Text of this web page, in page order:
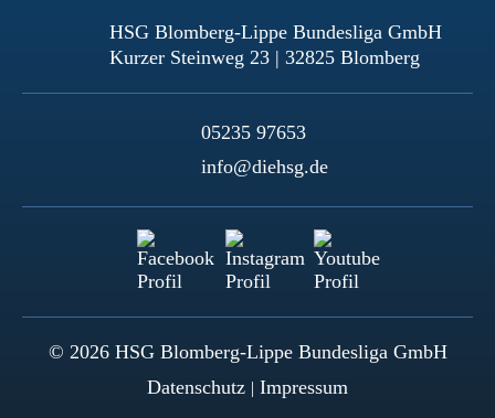
HSG Blomberg-Lippe Bundesliga GmbH
Kurzer Steinweg 23 | 32825 Blomberg
05235 97653
info@diehsg.de
© 2026 HSG Blomberg-Lippe Bundesliga GmbH
Datenschutz
Impressum